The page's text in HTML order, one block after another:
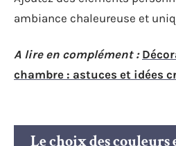
ambiance chaleureuse et
A lire en complément :
chambre : astuces et idées
Le choix des couleurs